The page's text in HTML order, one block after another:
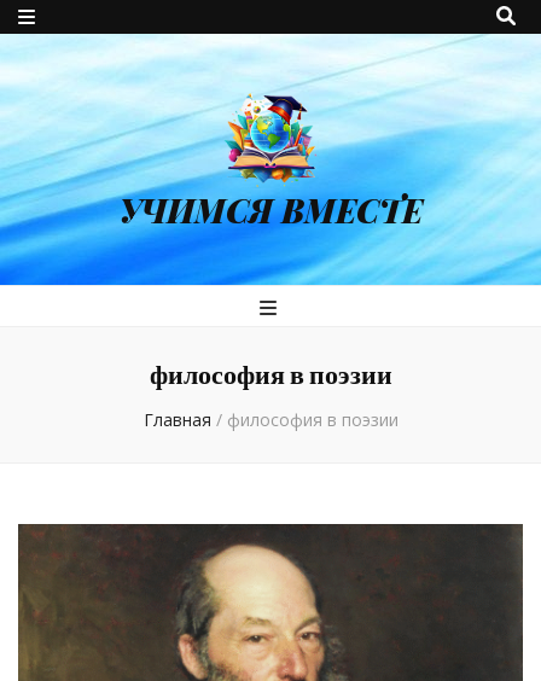
УЧИМСЯ ВМЕСТЕ
философия в поэзии
Главная / философия в поэзии